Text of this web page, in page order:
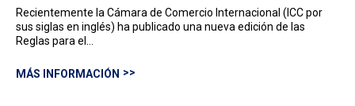
Recientemente la Cámara de Comercio Internacional (ICC por
sus siglas en inglés) ha publicado una nueva edición de las
Reglas para el…
MÁS INFORMACIÓN